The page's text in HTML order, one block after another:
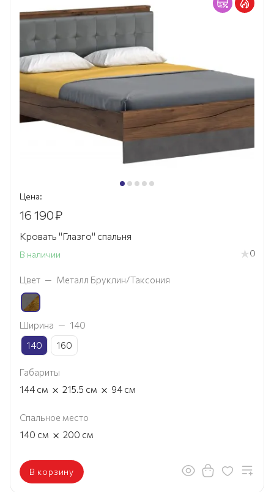
Цена:
16 190₽
Кровать "Глазго" спальня
В наличии 0
Цвет — Металл Бруклин/Таксония
Ширина — 140
140
160
Габариты
144 см × 215.5 см × 94 см
Спальное место
140 см × 200 см
В корзину